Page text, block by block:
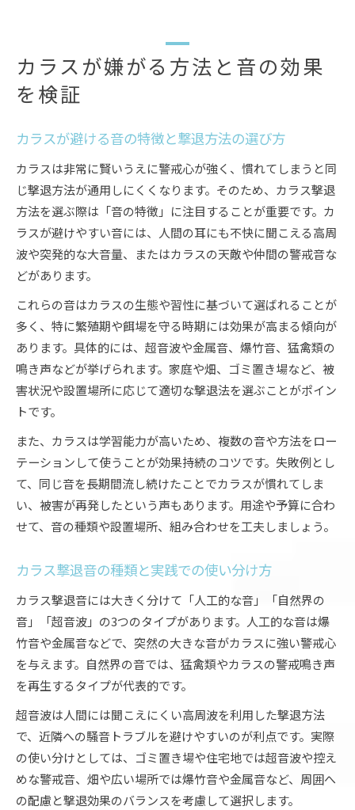
カラスが嫌がる方法と音の効果
を検証
カラスが避ける音の特徴と撃退方法の選び方
カラスは非常に賢いうえに警戒心が強く、慣れてしまうと同
じ撃退方法が通用しにくくなります。そのため、カラス撃退
方法を選ぶ際は「音の特徴」に注目することが重要です。カ
ラスが避けやすい音には、人間の耳にも不快に聞こえる高周
波や突発的な大音量、またはカラスの天敵や仲間の警戒音な
どがあります。
これらの音はカラスの生態や習性に基づいて選ばれることが
多く、特に繁殖期や餌場を守る時期には効果が高まる傾向が
あります。具体的には、超音波や金属音、爆竹音、猛禽類の
鳴き声などが挙げられます。家庭や畑、ゴミ置き場など、被
害状況や設置場所に応じて適切な撃退法を選ぶことがポイン
トです。
また、カラスは学習能力が高いため、複数の音や方法をロー
テーションして使うことが効果持続のコツです。失敗例とし
て、同じ音を長期間流し続けたことでカラスが慣れてしま
い、被害が再発したという声もあります。用途や予算に合わ
せて、音の種類や設置場所、組み合わせを工夫しましょう。
カラス撃退音の種類と実践での使い分け方
カラス撃退音には大きく分けて「人工的な音」「自然界の
音」「超音波」の3つのタイプがあります。人工的な音は爆
竹音や金属音などで、突然の大きな音がカラスに強い警戒心
を与えます。自然界の音では、猛禽類やカラスの警戒鳴き声
を再生するタイプが代表的です。
超音波は人間には聞こえにくい高周波を利用した撃退方法
で、近隣への騒音トラブルを避けやすいのが利点です。実際
の使い分けとしては、ゴミ置き場や住宅地では超音波や控え
めな警戒音、畑や広い場所では爆竹音や金属音など、周囲へ
の配慮と撃退効果のバランスを考慮して選択します。